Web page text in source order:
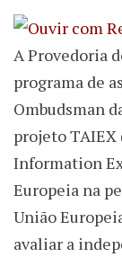
A Provedoria
programa de
Ombudsman
projeto
Information
Europeia na
União
avaliar a